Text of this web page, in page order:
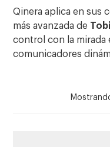
Qinera aplica en sus
más avanzada de
control con la
comunicadores